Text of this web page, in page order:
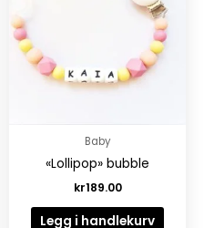
Baby
«Lollipop» bubble
kr189.00
Legg i handlekurv